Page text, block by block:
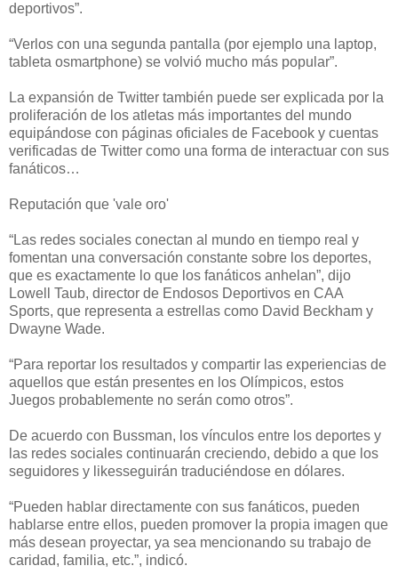
deportivos”.
“Verlos con una segunda pantalla (por ejemplo una laptop,
tableta osmartphone) se volvió mucho más popular”.
La expansión de Twitter también puede ser explicada por la
proliferación de los atletas más importantes del mundo
equipándose con páginas oficiales de Facebook y cuentas
verificadas de Twitter como una forma de interactuar con sus
fanáticos…
Reputación que 'vale oro'
“Las redes sociales conectan al mundo en tiempo real y
fomentan una conversación constante sobre los deportes,
que es exactamente lo que los fanáticos anhelan”, dijo
Lowell Taub, director de Endosos Deportivos en CAA
Sports, que representa a estrellas como David Beckham y
Dwayne Wade.
“Para reportar los resultados y compartir las experiencias de
aquellos que están presentes en los Olímpicos, estos
Juegos probablemente no serán como otros”.
De acuerdo con Bussman, los vínculos entre los deportes y
las redes sociales continuarán creciendo, debido a que los
seguidores y likesseguirán traduciéndose en dólares.
“Pueden hablar directamente con sus fanáticos, pueden
hablarse entre ellos, pueden promover la propia imagen que
más desean proyectar, ya sea mencionando su trabajo de
caridad, familia, etc.”, indicó.